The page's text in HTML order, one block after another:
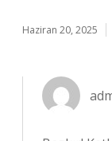
Haziran 20, 2025